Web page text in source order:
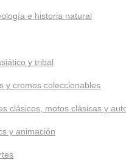
e historia natural
y tribal
y cromos coleccionables
clásicos, motos clásicas y
y animación